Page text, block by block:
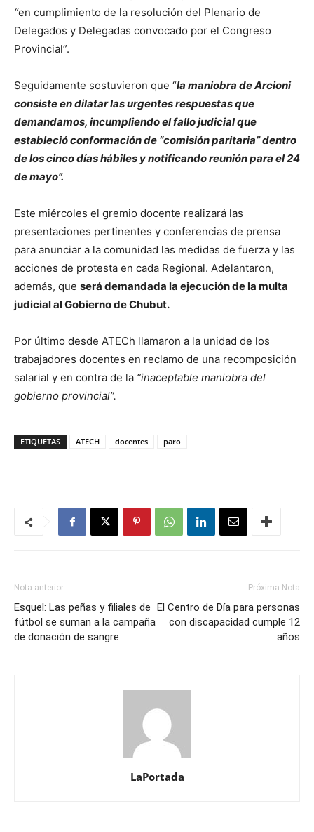
“en cumplimiento de la resolución del Plenario de
Delegados y Delegadas convocado por el Congreso
Provincial”.
Seguidamente sostuvieron que “la maniobra de Arcioni
consiste en dilatar las urgentes respuestas que
demandamos, incumpliendo el fallo judicial que
estableció conformación de “comisión paritaria” dentro
de los cinco días hábiles y notificando reunión para el 24
de mayo”.
Este miércoles el gremio docente realizará las
presentaciones pertinentes y conferencias de prensa
para anunciar a la comunidad las medidas de fuerza y las
acciones de protesta en cada Regional. Adelantaron,
además, que será demandada la ejecución de la multa
judicial al Gobierno de Chubut.
Por último desde ATECh llamaron a la unidad de los
trabajadores docentes en reclamo de una recomposición
salarial y en contra de la “inaceptable maniobra del
gobierno provincial”.
ETIQUETAS ATECH docentes paro
Nota anterior
Esquel: Las peñas y filiales de
fútbol se suman a la campaña
de donación de sangre
Próxima Nota
El Centro de Día para personas
con discapacidad cumple 12
años
LaPortada